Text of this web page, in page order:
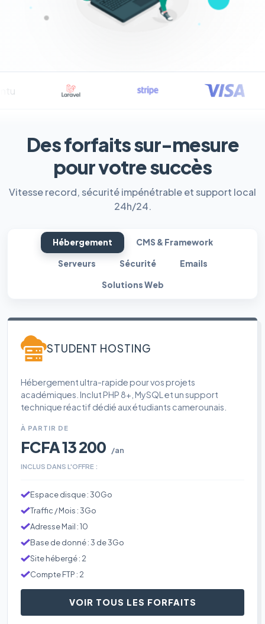
Des forfaits sur-mesure
pour votre succès
Vitesse record, sécurité impénétrable et support local
24h/24.
Hébergement CMS & Framework
Serveurs Sécurité Emails
Solutions Web
STUDENT HOSTING
Hébergement ultra-rapide pour vos projets
académiques. Inclut PHP 8+, MySQL et un support
technique réactif dédié aux étudiants camerounais.
À PARTIR DE
FCFA 13 200 /an
INCLUS DANS L'OFFRE :
Espace disque : 30Go
Traffic / Mois : 3Go
Adresse Mail : 10
Base de donné : 3 de 3Go
Site hébergé : 2
Compte FTP : 2
VOIR TOUS LES FORFAITS